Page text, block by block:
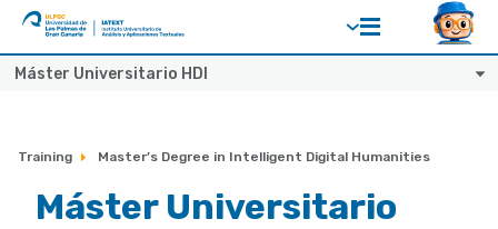
ULPGC
Ir
de
Máster Universitario HDI
Training Master’s Degree in Intelligent Digital Humanities
Máster Universitario